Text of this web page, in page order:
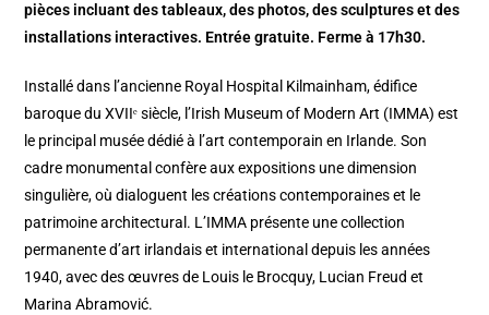
pièces incluant des tableaux, des photos, des sculptures et des
installations interactives. Entrée gratuite. Ferme à 17h30.
Installé dans l’ancienne Royal Hospital Kilmainham, édifice
baroque du XVIIᵉ siècle, l’Irish Museum of Modern Art (IMMA) est
le principal musée dédié à l’art contemporain en Irlande. Son
cadre monumental confère aux expositions une dimension
singulière, où dialoguent les créations contemporaines et le
patrimoine architectural. L’IMMA présente une collection
permanente d’art irlandais et international depuis les années
1940, avec des œuvres de Louis le Brocquy, Lucian Freud et
Marina Abramović.